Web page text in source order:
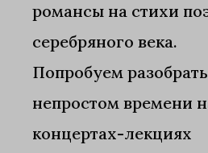
романсы на стихи
серебряного века.
Попробуем
непростом времени
концертах-лекциях